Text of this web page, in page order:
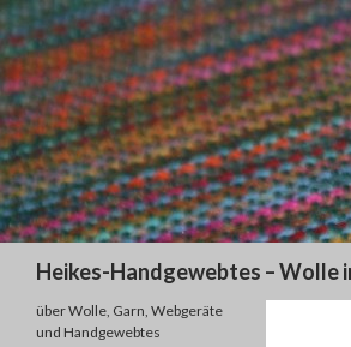
Heikes-Handgewebtes – Wolle
über Wolle, Garn, Webgeräte
und Handgewebtes